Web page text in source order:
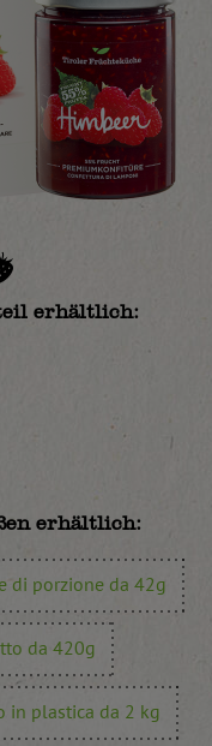
erhältlich:
erhältlich:
di porzione da 42g
da 420g
in plastica da 2 kg